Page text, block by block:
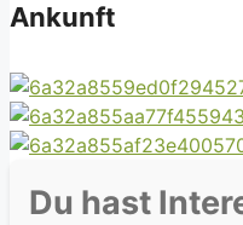
Ankunft
Du hast